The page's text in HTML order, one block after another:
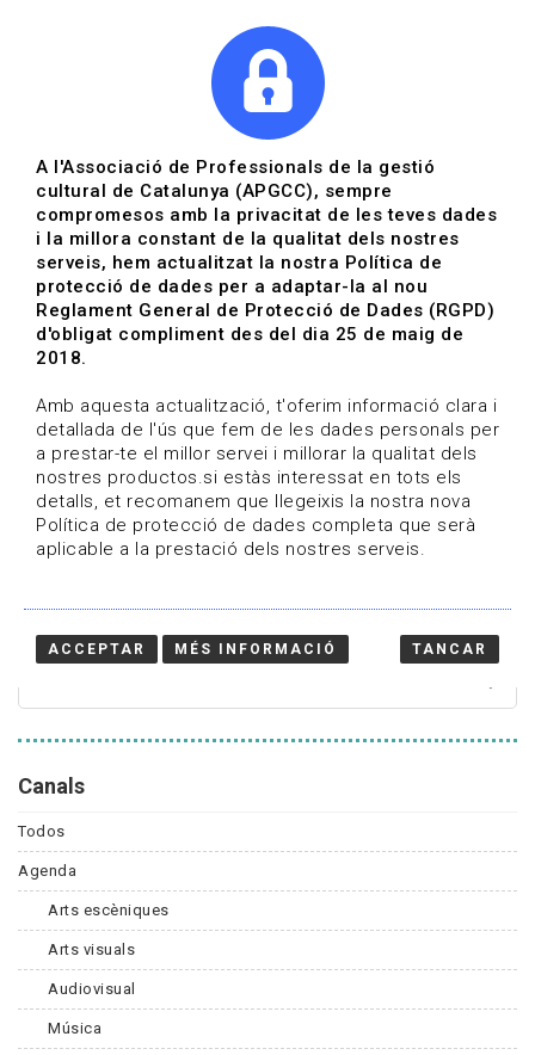
Actualitza't
Vols estar al dia?
HOME / BLOG
Estigues al dia
Convocatòries, activitats i notícies del sector de la
cultura.
Canals
Todos
Agenda
Arts escèniques
Arts visuals
Audiovisual
Música
A l'Associació de Professionals de la gestió
cultural de Catalunya (APGCC), sempre
compromesos amb la privacitat de les teves dades
i la millora constant de la qualitat dels nostres
serveis, hem actualitzat la nostra Política de
protecció de dades per a adaptar-la al nou
Reglament General de Protecció de Dades (RGPD)
d'obligat compliment des del dia 25 de maig de
2018.
Amb aquesta actualització, t'oferim informació clara i
detallada de l'ús que fem de les dades personals per
a prestar-te el millor servei i millorar la qualitat dels
nostres productos.si estàs interessat en tots els
detalls, et recomanem que llegeixis la nostra nova
Política de protecció de dades completa que serà
aplicable a la prestació dels nostres serveis.
ACCEPTAR MÉS INFORMACIÓ TANCAR